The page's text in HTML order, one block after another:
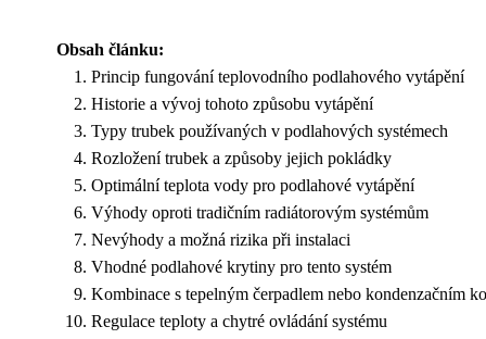
Obsah článku:
Princip fungování teplovodního podlahového vytápění
Historie a vývoj tohoto způsobu vytápění
Typy trubek používaných v podlahových systémech
Rozložení trubek a způsoby jejich pokládky
Optimální teplota vody pro podlahové vytápění
Výhody oproti tradičním radiátorovým systémům
Nevýhody a možná rizika při instalaci
Vhodné podlahové krytiny pro tento systém
Kombinace s tepelným čerpadlem nebo kondenzačním
Regulace teploty a chytré ovládání systému